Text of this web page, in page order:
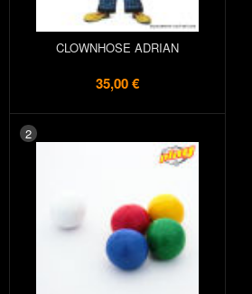
CLOWNHOSE ADRIAN
35,00 €
2